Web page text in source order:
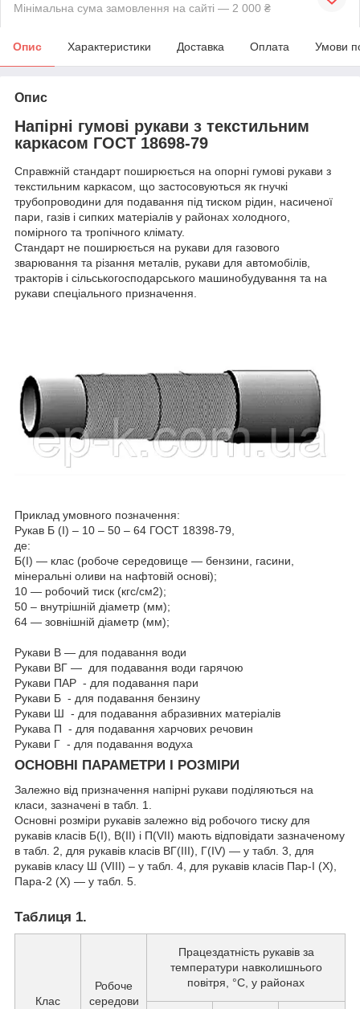
Мінімальна сума замовлення на сайті — 2 000 ₴
Опис Характеристики Доставка Оплата Умови
Опис
Напірні гумові рукави з текстильним
каркасом ГОСТ 18698-79
Справжній стандарт поширюється на опорні гумові рукави з
текстильним каркасом, що застосовуються як гнучкі
трубопроводини для подавання під тиском рідин, насиченої
пари, газів і сипких матеріалів у районах холодного,
помірного та тропічного клімату.
Стандарт не поширюється на рукави для газового
зварювання та різання металів, рукави для автомобілів,
тракторів і сільськогосподарського машинобудування та на
рукави спеціального призначення.
Приклад умовного позначення:
Рукав Б (I) – 10 – 50 – 64 ГОСТ 18398-79,
де:
Б(I) — клас (робоче середовище — бензини, гасини,
мінеральні оливи на нафтовій основі);
10 — робочий тиск (кгс/см2);
50 – внутрішній діаметр (мм);
64 — зовнішній діаметр (мм);
Рукави В — для подавання води
Рукави ВГ — для подавання води гарячою
Рукави ПАР - для подавання пари
Рукави Б - для подавання бензину
Рукави Ш - для подавання абразивних матеріалів
Рукава П - для подавання харчових речовин
Рукави Г - для подавання водуха
ОСНОВНІ ПАРАМЕТРИ І РОЗМІРИ
Залежно від призначення напірні рукави поділяються на
класи, зазначені в табл. 1.
Основні розміри рукавів залежно від робочого тиску для
рукавів класів Б(I), В(II) і П(VII) мають відповідати зазначеному
в табл. 2, для рукавів класів ВГ(III), Г(IV) — у табл. 3, для
рукавів класу Ш (VIII) – у табл. 4, для рукавів класів Пар-I (X),
Пара-2 (X) — у табл. 5.
Таблиця 1.
Клас
Робоче
середови
Працездатність рукавів за
температури навколишнього
повітря, °C, у районах